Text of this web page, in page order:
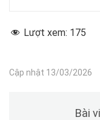
Lượt xem: 175
Cập nhật 13/03/2026
Bài